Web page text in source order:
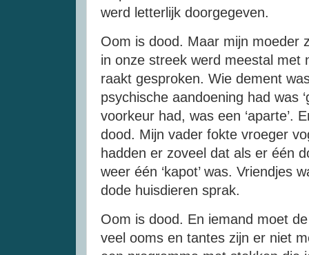
werd letterlijk doorgegeven.
Oom is dood. Maar mijn moeder
in onze streek werd meestal met
raakt gesproken. Wie dement
psychische aandoening had was
voorkeur had, was een ‘aparte’.
dood. Mijn vader fokte vroeger
hadden er zoveel dat als er één
weer één ‘kapot’ was. Vriendjes
dode huisdieren sprak.
Oom is dood. En iemand moet
veel ooms en tantes zijn er niet